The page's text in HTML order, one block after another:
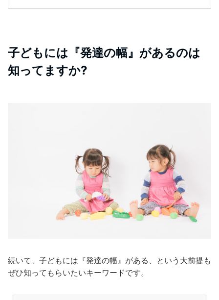
子どもには『発達の幅』があるのは
知ってますか?
続いて、子どもには『発達の幅』がある、という大前提も
ぜひ知ってもらいたいキーワードです。